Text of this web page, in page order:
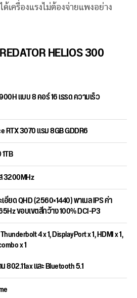
เครื่องแรงไม่ต้องจ่ายแพงอย่าง
HELIOS 300
แบบ 8 คอร์ 16 เธรด ความเร็ว
RTX 3070 แรม 8GB GDDR6
3200MHz
อียด QHD (2560×1440) พาเนล IPS ค่า
ขอบเขตสีกว้าง 100% DCI-P3
4 x 1, DisplayPort x 1, HDMI x 1,
x 1
802.11ax และ Bluetooth 5.1